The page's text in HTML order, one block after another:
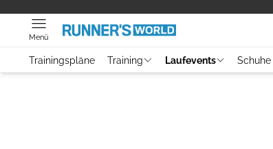
Menü
Trainingspläne Training Laufevents